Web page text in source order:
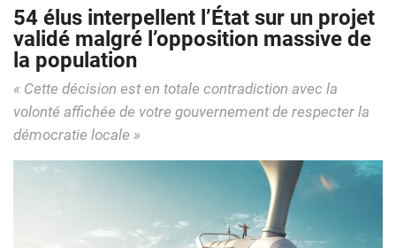
54 élus interpellent l’État sur un projet
validé malgré l’opposition massive de
la population
« Cette décision est en totale contradiction avec la
volonté affichée de votre gouvernement de respecter la
démocratie locale »